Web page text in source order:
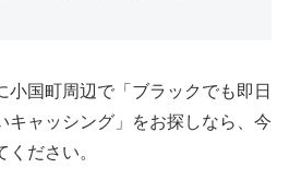
小国町周辺で「ブラックでも即日
キャッシング」をお探しなら、今
ださい。